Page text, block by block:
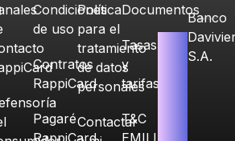
Condiciones
de uso
Contratos
RappiCard
Pagaré
RappiCard
Política
para el
tratamiento
de datos
personales
Contactar
Documentos
Tasas
y
tarifas
T&C
EMILIA
Banco
S.A.